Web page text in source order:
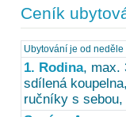
Ceník
Ubytování je od
1. Rodina, max.
sdílená
ručníky s